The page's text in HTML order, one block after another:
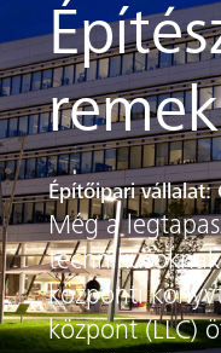
Építőipari vállalat:
Még a
központi
központ (LLC)